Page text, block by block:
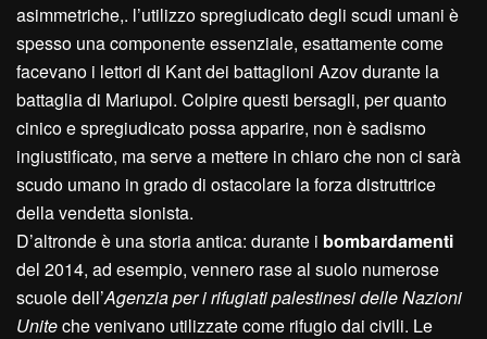
asimmetriche,. l’utilizzo spregiudicato degli scudi umani è
spesso una componente essenziale, esattamente come
facevano i lettori di Kant dei battaglioni Azov durante la
battaglia di Mariupol. Colpire questi bersagli, per quanto
cinico e spregiudicato possa apparire, non è sadismo
ingiustificato, ma serve a mettere in chiaro che non ci sarà
scudo umano in grado di ostacolare la forza distruttrice
della vendetta sionista.
D’altronde è una storia antica: durante i bombardamenti
del 2014, ad esempio, vennero rase al suolo numerose
scuole dell’Agenzia per i rifugiati palestinesi delleNazioni
Uniteche venivano utilizzate come rifugio dai civili. Le